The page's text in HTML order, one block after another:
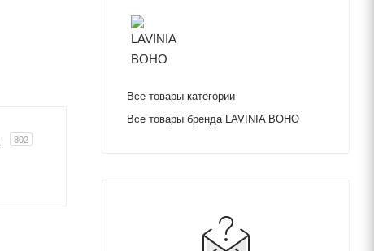
802
Все товары категории
Все товары бренда LAVINIA BOHO